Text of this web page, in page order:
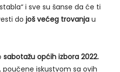
i sve su šanse da će ti
do još većeg trovanja u
sabotažu općih izbora 2022.
iskustvom sa ovih